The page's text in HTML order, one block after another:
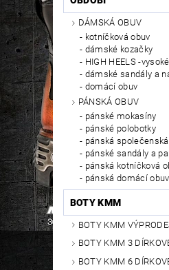
PÉČE O OBUV
DÁMSKÁ OBUV
kotníčková obuv
dámské kozačky
HIGH HEELS -
dámské sandály a
domácí obuv
PÁNSKÁ OBUV
pánské mokasíny
pánské polobotky
pánská
pánské sandály a
pánská kotníčková
pánská domácí obuv
BOTY KMM
BOTY KMM
BOTY KMM 3
BOTY KMM 6